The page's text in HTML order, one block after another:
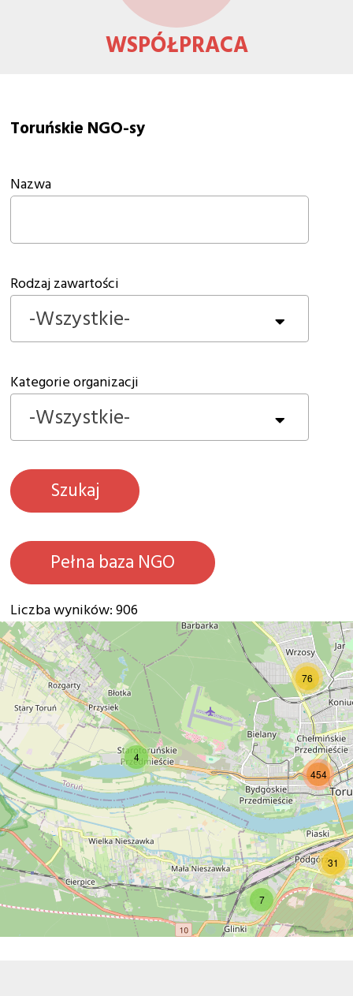
WSPÓŁPRACA
Toruńskie NGO-sy
Nazwa
Rodzaj zawartości
-Wszystkie-
Kategorie organizacji
-Wszystkie-
Pełna baza NGO
Liczba wyników: 906
4
7
31
76
454